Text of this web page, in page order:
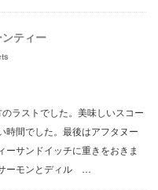
ティー
ラストでした。美味しいスコー
間でした。最後はアフタヌー
ーサンドイッチに重きをおきま
サーモンとディル …